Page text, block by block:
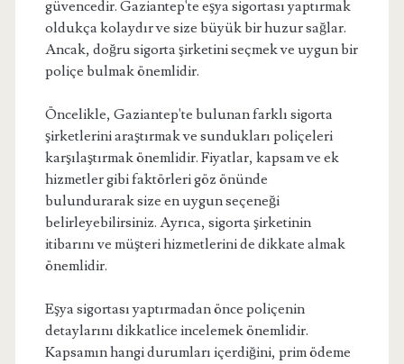
güvencedir. Gaziantep'te eşya sigortası yaptırmak
oldukça kolaydır ve size büyük bir huzur sağlar.
Ancak, doğru sigorta şirketini seçmek ve uygun bir
poliçe bulmak önemlidir.
Öncelikle, Gaziantep'te bulunan farklı sigorta
şirketlerini araştırmak ve sundukları poliçeleri
karşılaştırmak önemlidir. Fiyatlar, kapsam ve ek
hizmetler gibi faktörleri göz önünde
bulundurarak size en uygun seçeneği
belirleyebilirsiniz. Ayrıca, sigorta şirketinin
itibarını ve müşteri hizmetlerini de dikkate almak
önemlidir.
Eşya sigortası yaptırmadan önce poliçenin
detaylarını dikkatlice incelemek önemlidir.
Kapsamın hangi durumları içerdiğini, prim ödeme